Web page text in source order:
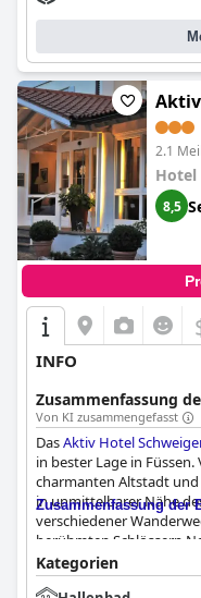
2.1
Hotel
8,5
INFO
Zusammenfassung
Von KI zusammengefasst
DasAktiv Hotel
in bester Lage in
charmanten Altstadt
in unmittelbarer Nähe
verschiedener
berühmten Schlössern
führen. Das Frühstück im
Gästen sehr positiv
Zusammenfassung der
Kategorien